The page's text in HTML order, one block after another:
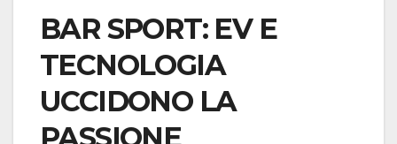
BAR SPORT: EV E
TECNOLOGIA
UCCIDONO LA